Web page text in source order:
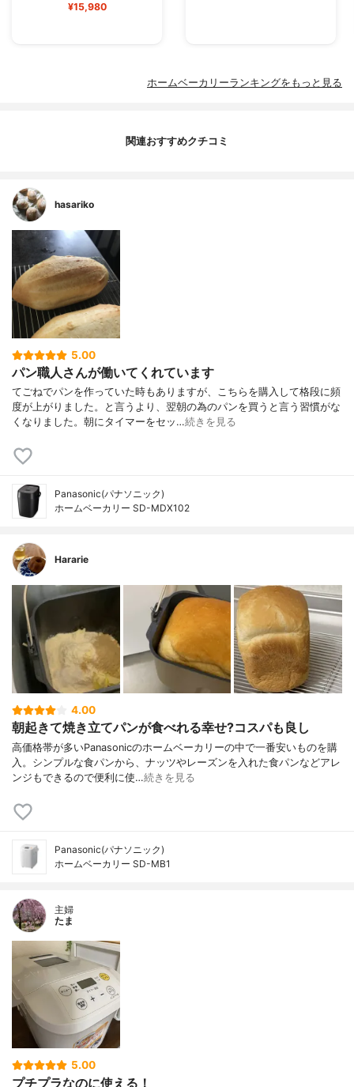
¥15,980
ホームベーカリーランキングをもっと見る
関連おすすめクチコミ
hasariko
5.00
パン職人さんが働いてくれています
てごねでパンを作っていた時もありますが、こちらを購入して格段に頻
度が上がりました。と言うより、翌朝の為のパンを買うと言う習慣がな
くなりました。朝にタイマーをセッ…続きを見る
Panasonic(パナソニック)
ホームベーカリー SD-MDX102
Hararie
4.00
朝起きて焼き立てパンが食べれる幸せ?コスパも良し
高価格帯が多いPanasonicのホームベーカリーの中で一番安いものを購
入。シンプルな食パンから、ナッツやレーズンを入れた食パンなどアレ
ンジもできるので便利に使…続きを見る
Panasonic(パナソニック)
ホームベーカリー SD-MB1
主婦
たま
5.00
プチプラなのに使える！